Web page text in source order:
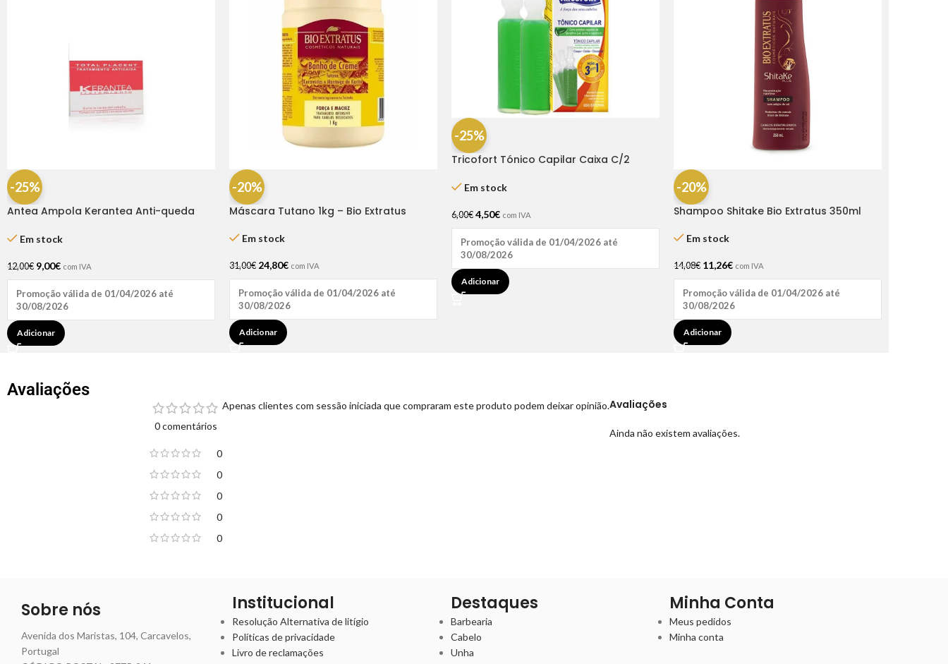
-25%
Antea Ampola Kerantea Anti-queda
Em stock
12,00€ 9,00€ com IVA
Promoção válida de 01/04/2026 até
30/08/2026
Adicionar
-20%
Máscara Tutano 1kg – Bio Extratus
Em stock
31,00€ 24,80€ com IVA
Promoção válida de 01/04/2026 até
30/08/2026
Adicionar
-25%
Tricofort Tónico Capilar Caixa C/2
Em stock
6,00€ 4,50€ com IVA
Promoção válida de 01/04/2026 até
30/08/2026
Adicionar
-20%
Shampoo Shitake Bio Extratus 350ml
Em stock
14,08€ 11,26€ com IVA
Promoção válida de 01/04/2026 até
30/08/2026
Adicionar
Avaliações
0 comentários
0
0
0
0
0
Avaliações
Ainda não existem avaliações.
Apenas clientes com sessão iniciada que compraram este produto podem deixar opinião.
Sobre nós
Avenida dos Maristas, 104, Carcavelos,
Portugal
Institucional
Resolução Alternativa de litígio
Políticas de privacidade
Livro de reclamações
Destaques
Barbearia
Cabelo
Unha
Minha Conta
Meus pedidos
Minha conta